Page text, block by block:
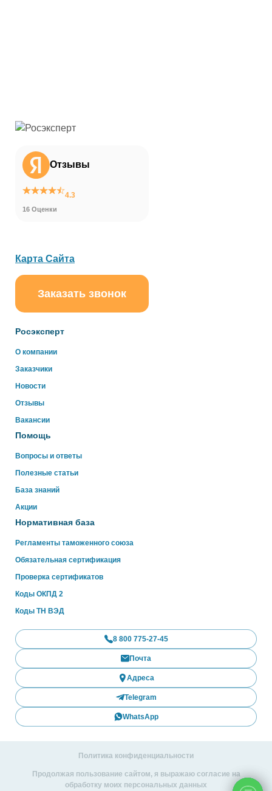
Отзывы
4.3
16 Оценки
Росэксперт
О компании
Заказчики
Новости
Отзывы
Вакансии
Помощь
Вопросы и ответы
Полезные статьи
База знаний
Акции
Нормативная база
Регламенты таможенного союза
Обязательная сертификация
Проверка сертификатов
Коды ОКПД 2
Коды ТН ВЭД
Карта Сайта
Заказать звонок
8 800 775-27-45
Почта
Адреса
Telegram
WhatsApp
Политика конфиденциальности
Продолжая пользование сайтом, я выражаю согласие на
обработку моих персональных данных
online
Здравствуйте!
Свяжитесь с нами через WhatsApp нажав на кнопку